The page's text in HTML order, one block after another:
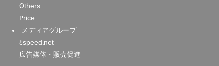
Others
Price
メディアグループ
8speed.net
広告媒体・販売促進